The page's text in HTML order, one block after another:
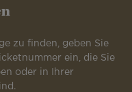
zu finden, geben Sie
ein, die Sie
oder in Ihrer